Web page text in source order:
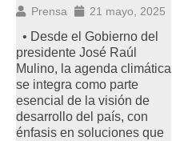
Prensa 21 mayo, 2025
• Desde el Gobierno del
presidente José Raúl
Mulino, la agenda climática
se integra como parte
esencial de la visión de
desarrollo del país, con
énfasis en soluciones que